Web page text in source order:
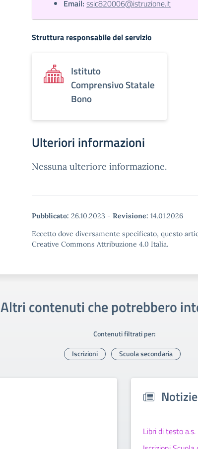
Email: ssic820006@istruzione.it
Struttura responsabile del servizio
Istituto
Comprensivo Statale
Bono
Ulteriori informazioni
Nessuna ulteriore informazione.
Pubblicato: 26.10.2023 - Revisione: 14.01.2026
Eccetto dove diversamente specificato, questo
Creative Commons Attribuzione 4.0 Italia.
Altri contenuti che potrebbero
Contenuti filtrati per:
Iscrizioni Scuola secondaria
Notizie
Libri di testo